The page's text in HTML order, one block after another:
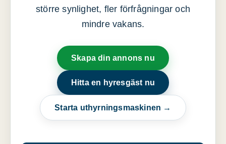
större synlighet, fler förfrågningar och
mindre vakans.
Skapa din annons nu
Hitta en hyresgäst nu
Starta uthyrningsmaskinen →